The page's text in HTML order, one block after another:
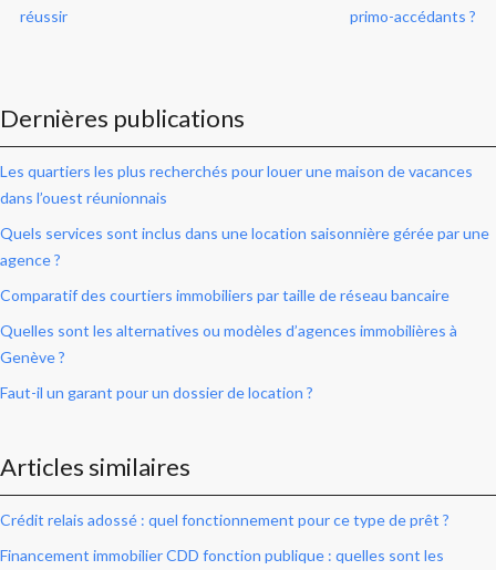
réussir
primo-accédants ?
Dernières publications
Les quartiers les plus recherchés pour louer une maison de vacances
dans l’ouest réunionnais
Quels services sont inclus dans une location saisonnière gérée par une
agence ?
Comparatif des courtiers immobiliers par taille de réseau bancaire
Quelles sont les alternatives ou modèles d’agences immobilières à
Genève ?
Faut-il un garant pour un dossier de location ?
Articles similaires
Crédit relais adossé : quel fonctionnement pour ce type de prêt ?
Financement immobilier CDD fonction publique : quelles sont les